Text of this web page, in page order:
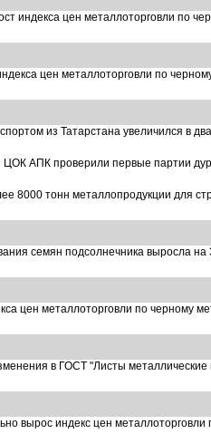
индекса цен металлоторговли по
цен металлоторговли по
из Татарстана увеличился в
ЦОК АПК проверили первые партии
8000 тонн металлопродукции для
семян подсолнечника выросла
цен металлоторговли по черному
в ГОСТ "Листы
вырос индекс цен